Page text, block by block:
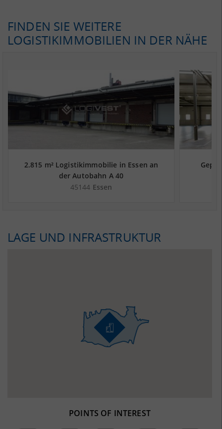
FINDEN SIE WEITERE
LOGISTIKIMMOBILIEN IN DER NÄHE
2.815 m² Logistikimmobilie in Essen an
der Autobahn A 40
45144 Essen
LAGE UND INFRASTRUKTUR
POINTS OF INTEREST